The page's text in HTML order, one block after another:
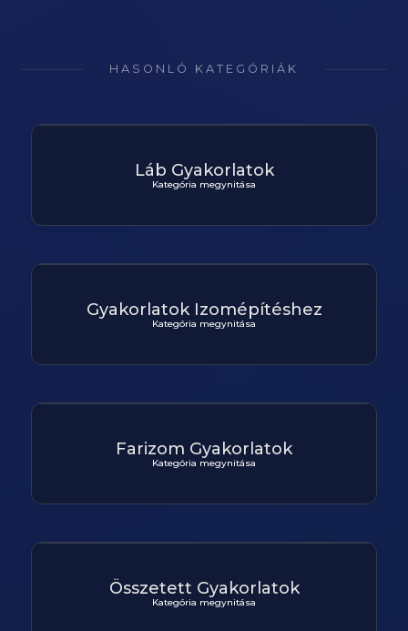
HASONLÓ KATEGÓRIÁK
Láb Gyakorlatok
Kategória megynitása
Gyakorlatok Izomépítéshez
Kategória megynitása
Farizom Gyakorlatok
Kategória megynitása
Összetett Gyakorlatok
Kategória megynitása